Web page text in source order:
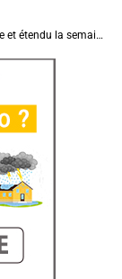
Cinquième canicule de l’été : un épisode intense, durable et étendu la semaine prochaine